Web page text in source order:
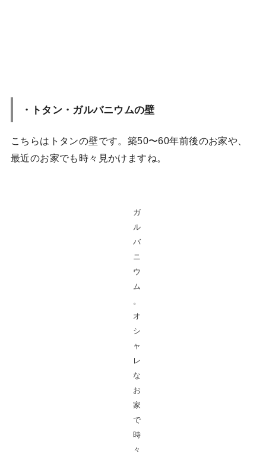
・トタン・ガルバニウムの壁
こちらはトタンの壁です。築50〜60年前後のお家や、
最近のお家でも時々見かけますね。
ガ
ル
バ
ニ
ウ
ム
。
オ
シ
ャ
レ
な
お
家
で
時
々